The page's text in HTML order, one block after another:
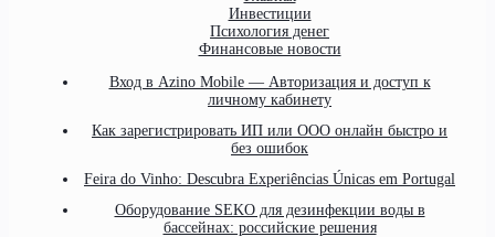
Инвестиции
Психология денег
Финансовые новости
Вход в Azino Mobile — Авторизация и доступ к
личному кабинету
Как зарегистрировать ИП или ООО онлайн быстро и
без ошибок
Feira do Vinho: Descubra Experiências Únicas em Portugal
Оборудование SEKO для дезинфекции воды в
бассейнах: российские решения